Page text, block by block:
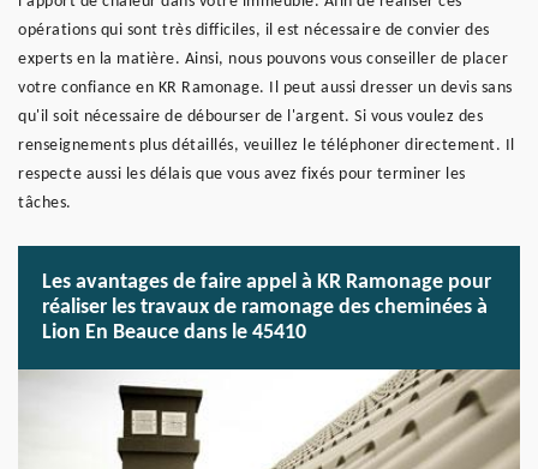
opérations qui sont très difficiles, il est nécessaire de convier des
experts en la matière. Ainsi, nous pouvons vous conseiller de placer
votre confiance en KR Ramonage. Il peut aussi dresser un devis sans
qu'il soit nécessaire de débourser de l'argent. Si vous voulez des
renseignements plus détaillés, veuillez le téléphoner directement. Il
respecte aussi les délais que vous avez fixés pour terminer les
tâches.
Les avantages de faire appel à KR Ramonage pour
réaliser les travaux de ramonage des cheminées à
Lion En Beauce dans le 45410